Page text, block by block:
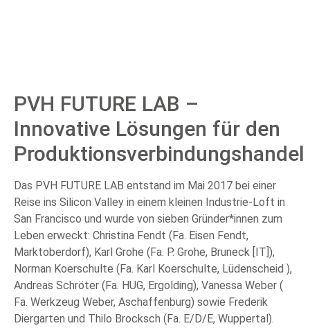
PVH FUTURE LAB –
Innovative Lösungen für den
Produktionsverbindungshandel
Das PVH FUTURE LAB entstand im Mai 2017 bei einer
Reise ins Silicon Valley in einem kleinen Industrie-Loft in
San Francisco und wurde von sieben Gründer*innen zum
Leben erweckt: Christina Fendt (Fa. Eisen Fendt,
Marktoberdorf), Karl Grohe (Fa. P. Grohe, Bruneck [IT]),
Norman Koerschulte (Fa. Karl Koerschulte, Lüdenscheid ),
Andreas Schröter (Fa. HUG, Ergolding), Vanessa Weber (
Fa. Werkzeug Weber, Aschaffenburg) sowie Frederik
Diergarten und Thilo Brocksch (Fa. E/D/E, Wuppertal)